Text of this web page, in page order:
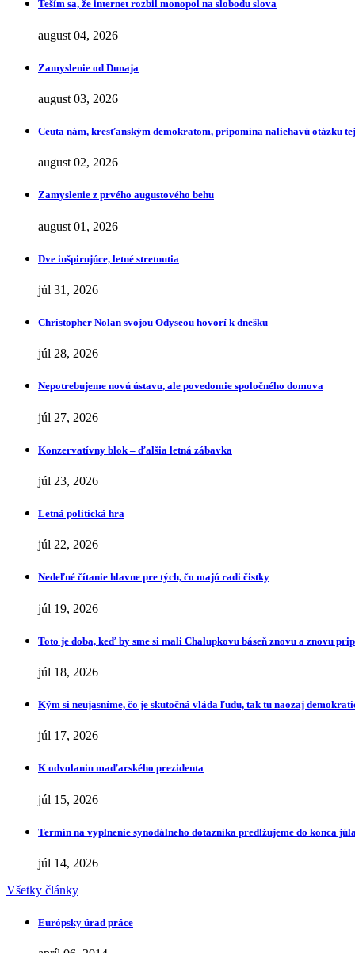
Teším sa, že internet rozbil monopol na slobodu slova
august 04, 2026
Zamyslenie od Dunaja
august 03, 2026
Ceuta nám, kresťanským demokratom, pripomína naliehavú otázku
august 02, 2026
Zamyslenie z prvého augustového behu
august 01, 2026
Dve inšpirujúce, letné stretnutia
júl 31, 2026
Christopher Nolan svojou Odyseou hovorí k dnešku
júl 28, 2026
Nepotrebujeme novú ústavu, ale povedomie spoločného domova
júl 27, 2026
Konzervatívny blok – ďalšia letná zábavka
júl 23, 2026
Letná politická hra
júl 22, 2026
Nedeľné čítanie hlavne pre tých, čo majú radi čistky
júl 19, 2026
Toto je doba, keď by sme si mali Chalupkovu báseň znovu a znovu
júl 18, 2026
Kým si neujasníme, čo je skutočná vláda ľudu, tak tu naozaj
júl 17, 2026
K odvolaniu maďarského prezidenta
júl 15, 2026
Termín na vyplnenie synodálneho dotazníka predlžujeme do konca júla
júl 14, 2026
Všetky články
Európsky úrad práce